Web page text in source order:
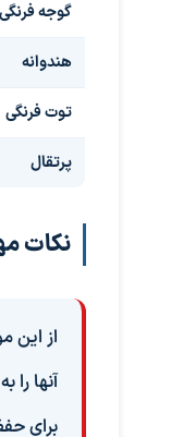
گوجه فرنگی
هندوانه
توت فرنگی
پرتقال
نکات
از این
آنها
برای